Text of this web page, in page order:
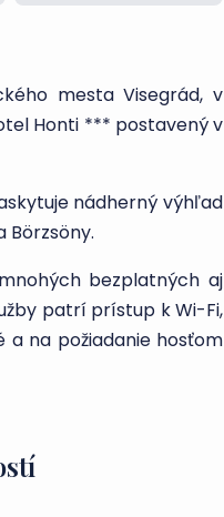
mesta Visegrád, v
Honti *** postavený v
nádherný výhľad
Börzsöny.
bezplatných aj
patrí prístup k Wi-Fi,
a na požiadanie hosťom